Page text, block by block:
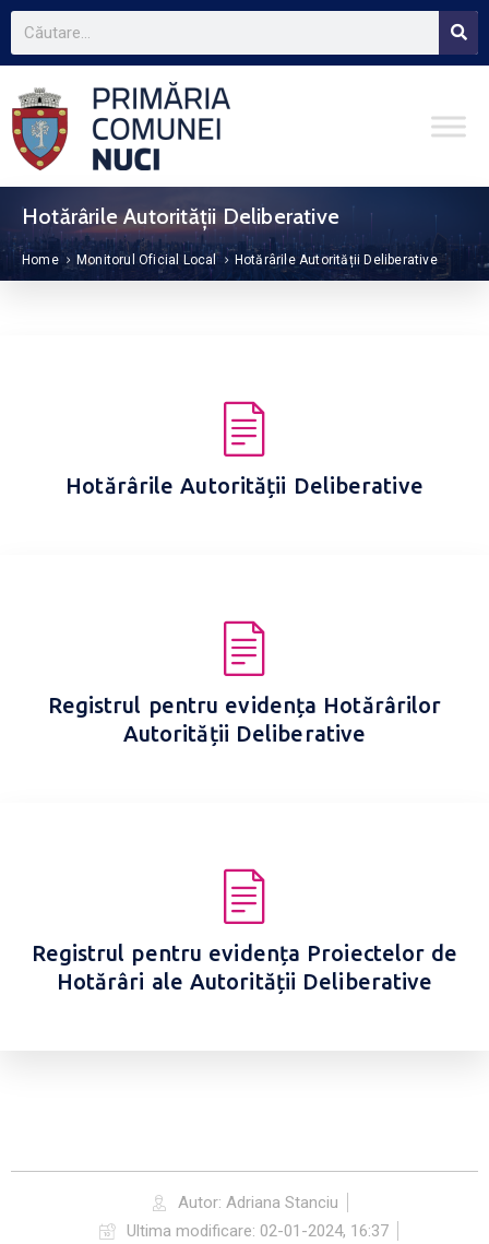
Hotărârile Autorității Deliberative
Home Monitorul Oficial Local Hotărârile Autorității Deliberative
Hotărârile Autorității Deliberative
Registrul pentru evidența Hotărârilor
Autorității Deliberative
Registrul pentru evidența Proiectelor de
Hotărâri ale Autorității Deliberative
Autor: Adriana Stanciu
Ultima modificare: 02-01-2024, 16:37